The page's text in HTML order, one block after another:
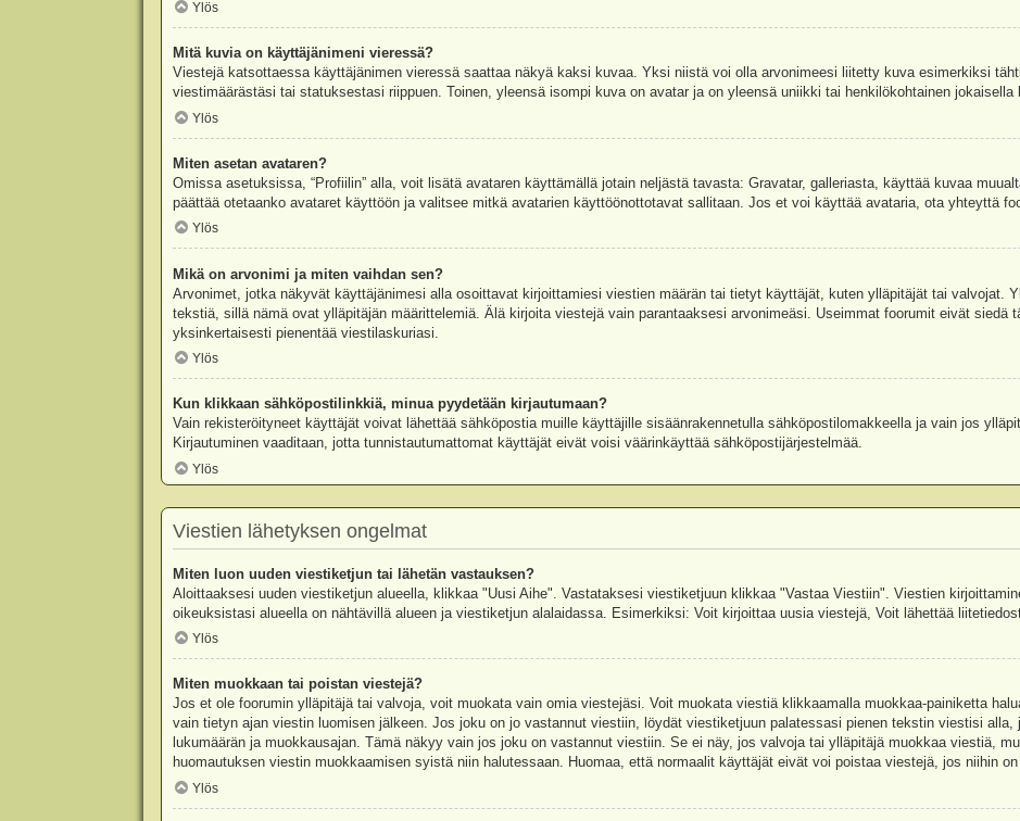
Ylös
Mitä kuvia on käyttäjänimeni vieressä?
Viestejä katsottaessa käyttäjänimen vieressä saattaa näkyä kaksi kuvaa. Yksi niistä voi olla arvonimeesi liitetty kuva esimerkiksi
viestimäärästäsi tai statuksestasi riippuen. Toinen, yleensä isompi kuva on avatar ja on yleensä uniikki tai henkilökohtainen jokaisella
Ylös
Miten asetan avataren?
Omissa asetuksissa, “Profiilin” alla, voit lisätä avataren käyttämällä jotain neljästä tavasta: Gravatar, galleriasta, käyttää kuvaa
päättää otetaanko avataret käyttöön ja valitsee mitkä avatarien käyttöönottotavat sallitaan. Jos et voi käyttää avataria, ota yhteyttä
Ylös
Mikä on arvonimi ja miten vaihdan sen?
Arvonimet, jotka näkyvät käyttäjänimesi alla osoittavat kirjoittamiesi viestien määrän tai tietyt käyttäjät, kuten ylläpitäjät tai valvojat.
tekstiä, sillä nämä ovat ylläpitäjän määrittelemiä. Älä kirjoita viestejä vain parantaaksesi arvonimeäsi. Useimmat foorumit eivät siedä
yksinkertaisesti pienentää viestilaskuriasi.
Ylös
Kun klikkaan sähköpostilinkkiä, minua pyydetään kirjautumaan?
Vain rekisteröityneet käyttäjät voivat lähettää sähköpostia muille käyttäjille sisäänrakennetulla sähköpostilomakkeella ja vain jos
Kirjautuminen vaaditaan, jotta tunnistautumattomat käyttäjät eivät voisi väärinkäyttää sähköpostijärjestelmää.
Ylös
Viestien lähetyksen ongelmat
Miten luon uuden viestiketjun tai lähetän vastauksen?
Aloittaaksesi uuden viestiketjun alueella, klikkaa "Uusi Aihe". Vastataksesi viestiketjuun klikkaa "Vastaa Viestiin". Viestien
oikeuksistasi alueella on nähtävillä alueen ja viestiketjun alalaidassa. Esimerkiksi: Voit kirjoittaa uusia viestejä, Voit lähettää
Ylös
Miten muokkaan tai poistan viestejä?
Jos et ole foorumin ylläpitäjä tai valvoja, voit muokata vain omia viestejäsi. Voit muokata viestiä klikkaamalla muokkaa-painiketta
vain tietyn ajan viestin luomisen jälkeen. Jos joku on jo vastannut viestiin, löydät viestiketjuun palatessasi pienen tekstin viestisi
lukumäärän ja muokkausajan. Tämä näkyy vain jos joku on vastannut viestiin. Se ei näy, jos valvoja tai ylläpitäjä muokkaa viestiä,
huomautuksen viestin muokkaamisen syistä niin halutessaan. Huomaa, että normaalit käyttäjät eivät voi poistaa viestejä, jos niihin
Ylös